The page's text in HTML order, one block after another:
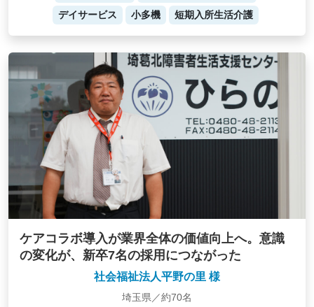
デイサービス
小多機 短期入所生活介護
ケアコラボ導入が業界全体の価値向上へ。意識
の変化が、新卒7名の採用につながった
社会福祉法人平野の里 様
埼玉県／約70名